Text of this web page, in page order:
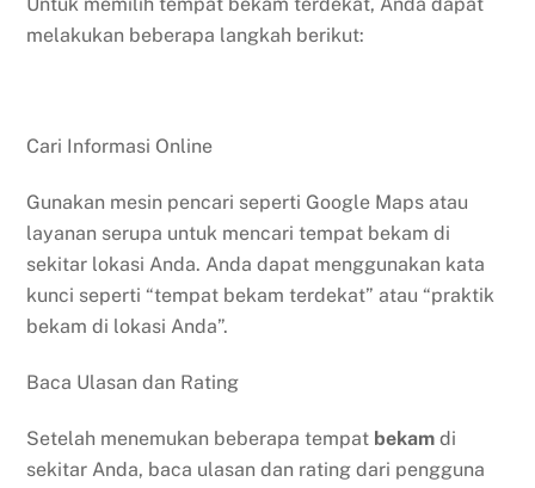
melakukan beberapa langkah berikut:
Cari Informasi Online
Gunakan mesin pencari seperti Google Maps atau
layanan serupa untuk mencari tempat bekam di
sekitar lokasi Anda. Anda dapat menggunakan kata
kunci seperti “tempat bekam terdekat” atau “praktik
bekam di lokasi Anda”.
Baca Ulasan dan Rating
Setelah menemukan beberapa tempat bekam di
sekitar Anda, baca ulasan dan rating dari pengguna